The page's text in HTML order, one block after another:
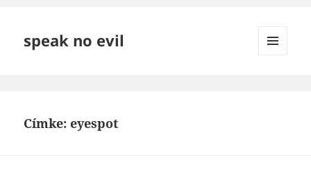
speak no evil
Címke:eyespot